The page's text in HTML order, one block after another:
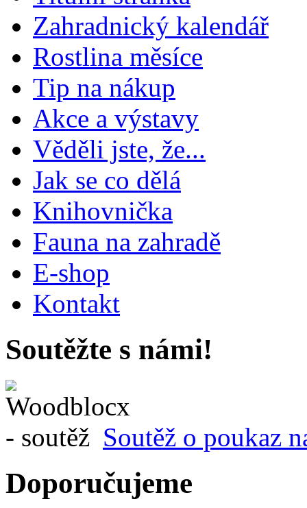
Zahradnický kalendář
Rostlina měsíce
Tip na nákup
Akce a výstavy
Věděli jste, že...
Jak se co dělá
Knihovnička
Fauna na zahradě
E-shop
Kontakt
Soutěžte s námi!
Soutěž o poukaz
Doporučujeme